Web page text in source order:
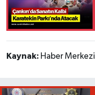
Kaynak: Haber Merkezi